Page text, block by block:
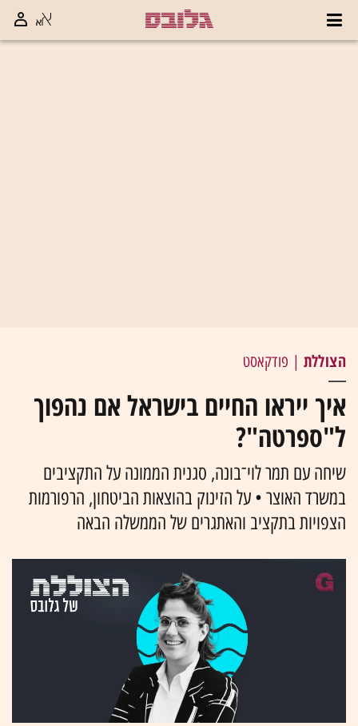
הצוללת | פודקאסט
איך ייראו החיים בישראל אם נהפוך
ל"ספרטה"?
שיחה עם תמר לוי־בונה, סגנית הממונה על התקציבים
במשרד האוצר • על הזינוק בהוצאות הביטחון, הרפורמות
הצפויות בתקציב והאתגרים של הממשלה הבאה